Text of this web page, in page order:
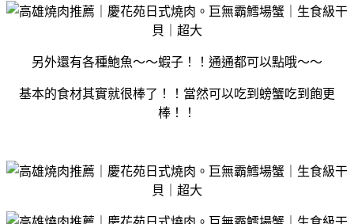
另外還有各種鮑魚～～蝦子！！通通都可以點哦～～
基本的食材其實就很棒了！！當然可以吃到螃蟹吃到飽更
棒！！